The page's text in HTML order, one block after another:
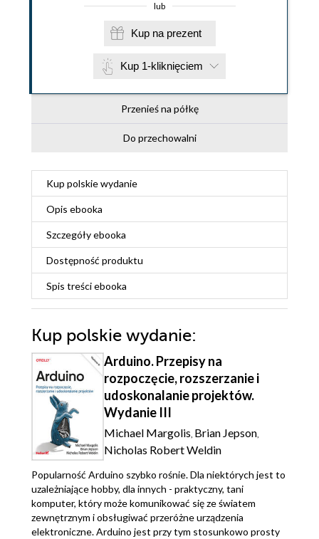
lub
Kup na prezent
Kup 1-kliknięciem
Przenieś na półkę
Do przechowalni
Kup polskie wydanie
Opis ebooka
Szczegółyebooka
Dostępność produktu
Spis treściebooka
Kup polskie wydanie:
Arduino. Przepisy na
rozpoczęcie, rozszerzanie i
udoskonalanie projektów.
Wydanie III
Michael Margolis, Brian Jepson,
Nicholas Robert Weldin
Popularność Arduino szybko rośnie. Dla niektórych jest to
uzależniające hobby, dla innych - praktyczny, tani
komputer, który może komunikować się ze światem
zewnętrznym i obsługiwać przeróżne urządzenia
elektroniczne. Arduino jest przy tym stosunkowo prosty